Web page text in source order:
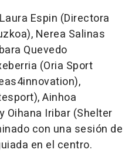
Espin (Directora
Nerea Salinas
Quevedo
(Oria Sport
Ainhoa
Oihana Iribar (Shelter
con una sesión de
en el centro.